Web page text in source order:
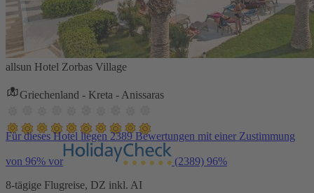
allsun Hotel Zorbas Village
Griechenland - Kreta - Anissaras
Für dieses Hotel liegen 2389 Bewertungen mit einer Zustimmung
von 96% vor (2389) 96%
8-tägige Flugreise, DZ inkl. AI